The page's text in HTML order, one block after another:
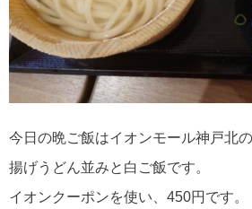
今日の晩ご飯はイオンモール神戸北
揚げうどん並みと白ご飯です。
イオンクーポンを使い、450円です。